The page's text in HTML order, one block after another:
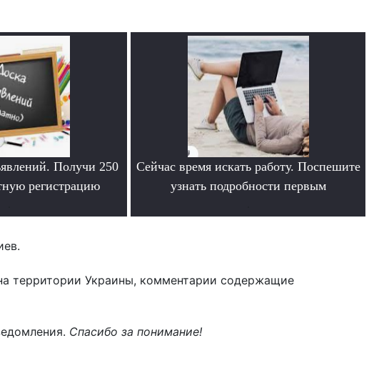
Получи 250
регистрацию
Сейчас время искать работу. Поспешите
узнать подробности первым
территории Украины, комментарии содержащие
Спасибо за понимание!